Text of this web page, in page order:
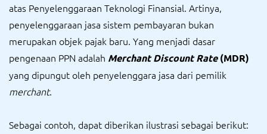
atas Penyelenggaraan Teknologi Finansial. Artinya,
penyelenggaraan jasa sistem pembayaran bukan
merupakan objek pajak baru. Yang menjadi dasar
pengenaan PPN adalah Merchant Discount Rate(MDR)
yang dipungut oleh penyelenggara jasa dari pemilik
merchant.
Sebagai contoh, dapat diberikan ilustrasi sebagai berikut: